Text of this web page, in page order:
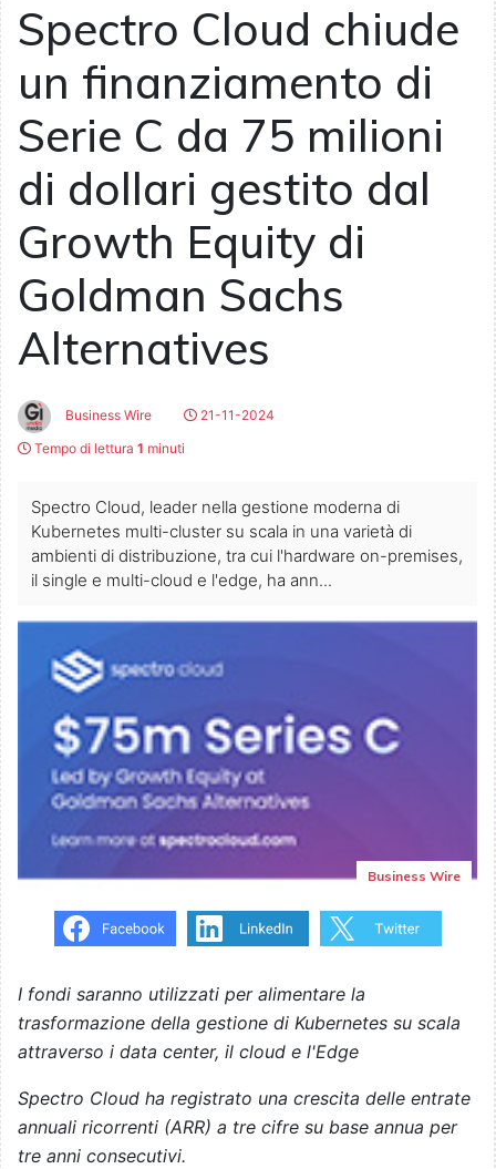
Spectro Cloud chiude
un finanziamento di
Serie C da 75 milioni
di dollari gestito dal
Growth Equity di
Goldman Sachs
Alternatives
Business Wire
21-11-2024
Tempo di lettura 1 minuti
Spectro Cloud, leader nella gestione moderna di
Kubernetes multi-cluster su scala in una varietà di
ambienti di distribuzione, tra cui l'hardware on-premises,
il single e multi-cloud e l'edge, ha ann...
Business Wire
I fondi saranno utilizzati per alimentare la
trasformazione della gestione di Kubernetes su scala
attraverso i data center, il cloud e l'Edge
Spectro Cloud ha registrato una crescita delle entrate
annuali ricorrenti (ARR) a tre cifre su base annua per
tre anni consecutivi.